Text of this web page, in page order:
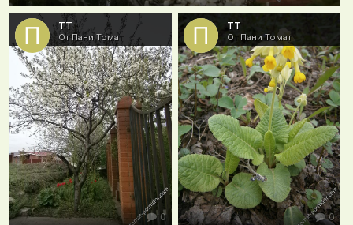
тт
От Пани Томат
0
тт
От Пани Томат
0